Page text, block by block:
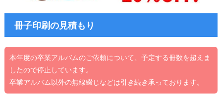
冊子印刷の見積もり
本年度の卒業アルバムのご依頼について、予定する冊数を超えま
したので停止しています。
卒業アルバム以外の無線綴じなどは引き続き承っております。